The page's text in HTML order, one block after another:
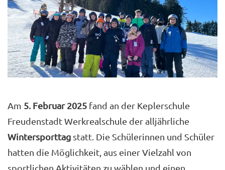
Am 5. Februar 2025 fand an der Keplerschule
Freudenstadt Werkrealschule der alljährliche
Wintersporttag statt. Die Schülerinnen und Schüler
hatten die Möglichkeit, aus einer Vielzahl von
sportlichen Aktivitäten zu wählen und einen